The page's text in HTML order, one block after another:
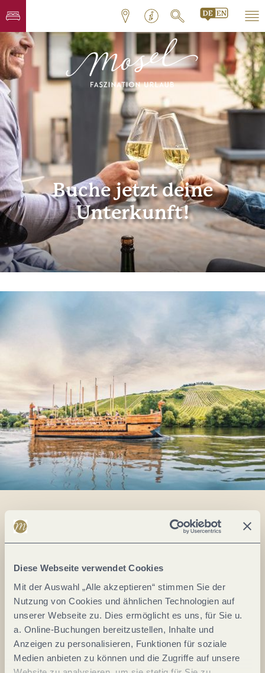
Diese Webseite verwendet Cookies
Mit der Auswahl „Alle akzeptieren“ stimmen Sie der
Nutzung von Cookies und ähnlichen Technologien auf
unserer Webseite zu. Dies ermöglicht es uns, für Sie u.
a. Online-Buchungen bereitzustellen, Inhalte und
Anzeigen zu personalisieren, Funktionen für soziale
Medien anbieten zu können und die Zugriffe auf unsere
Buche jetzt deine
Unterkunft!
Alles im Fluss...
Mosel im Abo: Mit unserem Newsletter
Ihre
E-
Mail-
Adresse:
*
Ich erkläre mich mit der
Datenschutzerklärung